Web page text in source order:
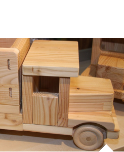
geehrt
Streit schlichten!